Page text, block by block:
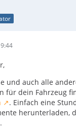
und auch alle
für dein Fahrzeug
. Einfach eine
herunterladen,